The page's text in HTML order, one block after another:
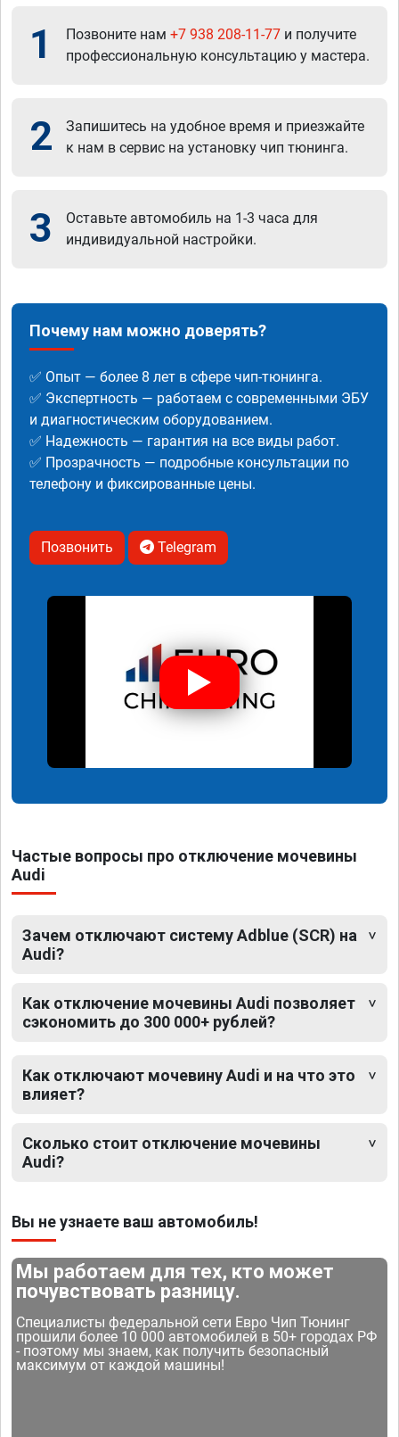
1 Позвоните нам +7 938 208-11-77 и получите
профессиональную консультацию у мастера.
2
Запишитесь на удобное время и приезжайте
к нам в сервис на установку чип тюнинга.
3
Оставьте автомобиль на 1-3 часа для
индивидуальной настройки.
Почему нам можно доверять?
✅ Опыт — более 8 лет в сфере чип-тюнинга.
✅ Экспертность — работаем с современными ЭБУ
и диагностическим оборудованием.
✅ Надежность — гарантия на все виды работ.
✅ Прозрачность — подробные консультации по
телефону и фиксированные цены.
Позвонить Telegram
Частые вопросы про отключение мочевины
Audi
Зачем отключают систему Adblue (SCR) на
Audi?
Как отключение мочевины Audi позволяет
сэкономить до 300 000+ рублей?
Как отключают мочевину Audi и на что это
влияет?
Сколько стоит отключение мочевины
Audi?
Вы не узнаете ваш автомобиль!
Мы работаем для тех, кто может
почувствовать разницу.
Специалисты федеральной сети Евро Чип Тюнинг
прошили более 10 000 автомобилей в 50+ городах РФ
- поэтому мы знаем, как получить безопасный
максимум от каждой машины!